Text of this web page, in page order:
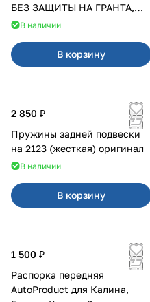
БЕЗ ЗАЩИТЫ НА ГРАНТА,
КАЛИНА, КАЛИНА 2 ПОСЛЕ
В наличии
В корзину
2 850 ₽
Пружины задней подвески
на 2123 (жесткая) оригинал
В наличии
В корзину
1 500 ₽
Распорка передняя
AutoProduct для Калина,